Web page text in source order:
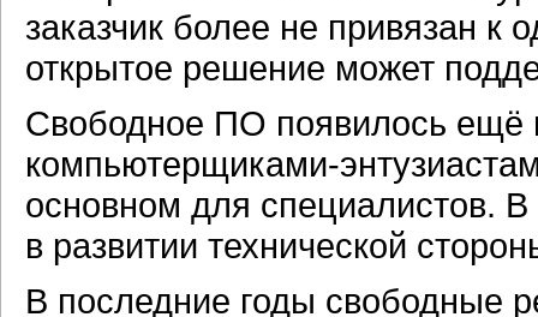
заказчик более не привязан
открытое решение может
Свободное ПО появилось ещё
компьютерщиками-
основном для специалистов.
в развитии технической
В последние годы свободные